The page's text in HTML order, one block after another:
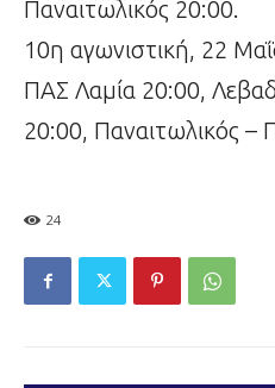
Παναιτωλικός 20:00.
10η αγωνιστική, 22
ΠΑΣ Λαμία 20:00,
20:00, Παναιτωλικός –
24